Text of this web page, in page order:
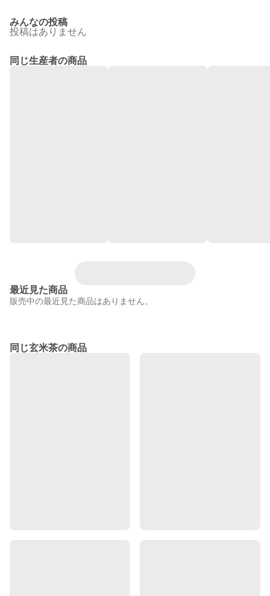
みんなの投稿
投稿はありません
同じ生産者の商品
最近見た商品
販売中の最近見た商品はありません。
同じ玄米茶の商品